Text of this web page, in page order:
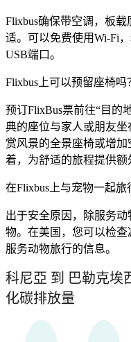
Flixbus确保带空调，板
适。可以免费使用Wi-Fi
USB端口。
Flixbus上可以预留座椅吗
预订FlixBus票前往“目的
典的座位与家人或朋友
赏风景的全景座椅或增
着，为舒适的旅程提供额
在Flixbus上与宠物一起旅
出于安全原因，除服务
物。在美国，您可以检
服务动物旅行的信息。
科尼亞 到 巴勒克埃
化碳排放量